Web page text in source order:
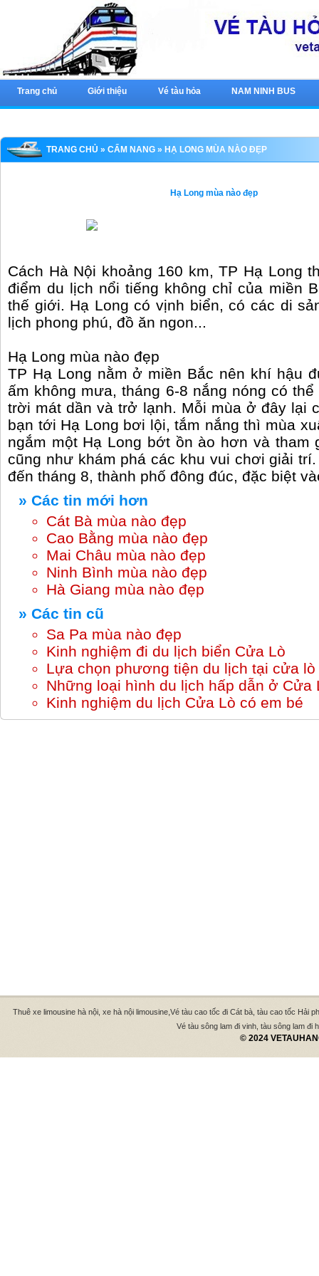
Trang chủ Giới thiệu Vé tàu hỏa NAM NINH BUS
TRANG CHỦ » CẨM NANG » HẠ LONG MÙA NÀO ĐẸP
Hạ Long mùa nào đẹp
Cách Hà Nội khoảng 160 km, TP Hạ Long
điểm du lịch nổi tiếng không chỉ của miền
thế giới. Hạ Long có vịnh biển, có các di
lịch phong phú, đồ ăn ngon...
Hạ Long mùa nào đẹp
TP Hạ Long nằm ở miền Bắc nên khí hậu
ấm không mưa, tháng 6-8 nắng nóng có
trời mát dần và trở lạnh. Mỗi mùa ở đây lại
bạn tới Hạ Long bơi lội, tắm nắng thì mùa
ngắm một Hạ Long bớt ồn ào hơn và tham
cũng như khám phá các khu vui chơi giải
đến tháng 8, thành phố đông đúc, đặc biệt
» Các tin mới hơn
Cát Bà mùa nào đẹp
Cao Bằng mùa nào đẹp
Mai Châu mùa nào đẹp
Ninh Bình mùa nào đẹp
Hà Giang mùa nào đẹp
» Các tin cũ
Sa Pa mùa nào đẹp
Kinh nghiệm đi du lịch biển Cửa Lò
Lựa chọn phương tiện du lịch tại cửa lò
Những loại hình du lịch hấp dẫn ở Cửa
Kinh nghiệm du lịch Cửa Lò có em bé
Thuê xe limousine hà nội, xe hà nội limousine,Vé tàu cao tốc đi Cát bà, tàu cao tốc Hải
Vé tàu sông lam đi vinh, tàu sông lam đi
© 2024